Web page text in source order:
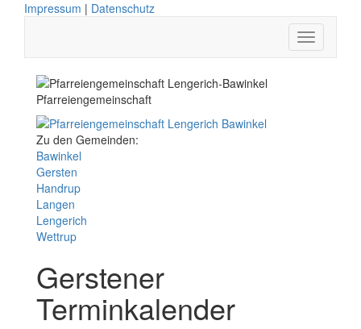
Impressum | Datenschutz
Pfarreiengemeinschaft
Zu den Gemeinden:
Bawinkel
Gersten
Handrup
Langen
Lengerich
Wettrup
Gerstener
Terminkalender